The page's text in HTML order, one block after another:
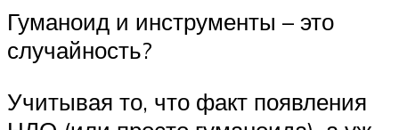
Гуманоид и инструменты – это
случайность?
Учитывая то, что факт появления